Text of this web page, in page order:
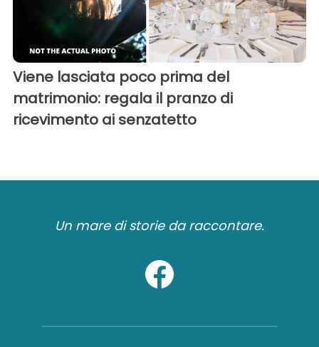
Viene lasciata poco prima del
matrimonio: regala il pranzo di
ricevimento ai senzatetto
Un mare di storie da raccontare.